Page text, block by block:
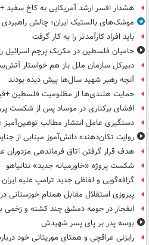
هشدار افسر ارشد آمریکایی به کاخ سفید
موشک‌های بالستیک ایران؛ چالش راهبردی
باید افراد کارآمدتر را به کار گرفت
حامیان فلسطین در مکزیک پرچم اسرائیل
دبیرکل سازمان ملل باز هم خواستار
آنچه رهبر شهید سال‌ها پیش دیده بودند
حمایت هلندی‌ها از مظلومیت فلسطین
افشای برکناری در موساد پس از شکست
دستگیری عامل انتشار مطالب توهین‌آمیز
روایت تکان‌دهنده دانش‌آموز مینابی از
هدف قرار گرفتن اتاق‌ فرماندهی مزدوران
شکست پروژه «خاورمیانه جدید» نتانیاهو
گزافه‌گویی و لفاظی جدید ترامپ علیه ایران
پیروزی استقلال مقابل همنام خوزستانی در
انفجار در حومه دمشق چند کشته و زخمی
بوسه‌ پدر بر پای پسر شهیدش
رایزنی عراقچی و همتای موریتانی خود